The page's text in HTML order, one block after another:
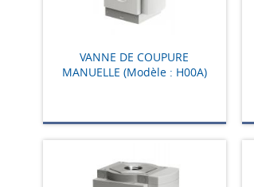
VANNE DE COUPURE
MANUELLE (Modèle : H00A)